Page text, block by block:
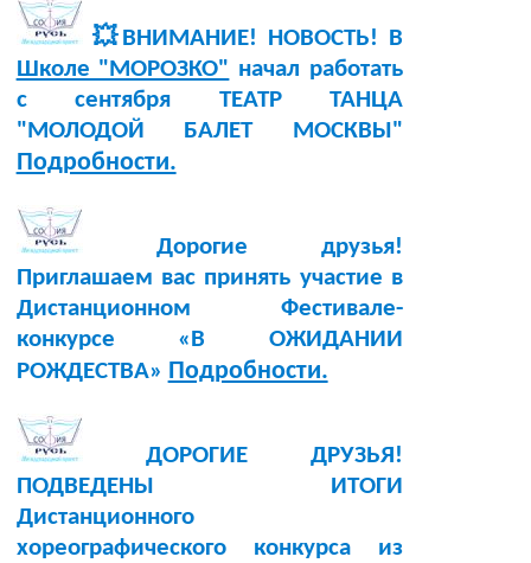
💥ВНИМАНИЕ! НОВОСТЬ! В
Школе "МОРОЗКО" начал работать
с сентября ТЕАТР ТАНЦА
"МОЛОДОЙ БАЛЕТ МОСКВЫ"
Подробности.
Дорогие друзья!
Приглашаем вас принять участие в
Дистанционном Фестивале-
конкурсе «В ОЖИДАНИИ
РОЖДЕСТВА» Подробности.
ДОРОГИЕ ДРУЗЬЯ!
ПОДВЕДЕНЫ ИТОГИ
Дистанционного
хореографического конкурса из